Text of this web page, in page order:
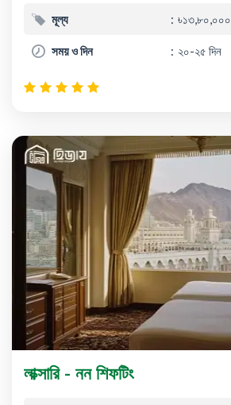
মূল্য ৳১৩,৮০,০০০
সময় ও দিন ২০-২৫ দিন
লাক্সারি - নন শিফটিং